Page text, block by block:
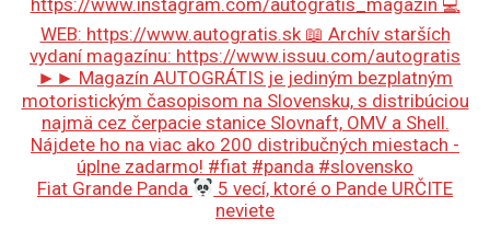
Fiat Grande Panda
5 vecí, ktoré o Pande URČITE
neviete